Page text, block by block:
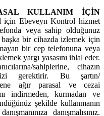
KULLANIM İÇİN
için Ebeveyn Kontrol hizmet
veya sahip olduğunuz
bir cihazda izlemek için
bir cep telefonuna veya
yargı yasasını ihlal eder.
sahiplerine, cihazın
gerektirir. Bu şartın/
ağır parasal ve cezai
indirmeden, kurmadan ve
şekilde kullanmanın
danışmalısınız.